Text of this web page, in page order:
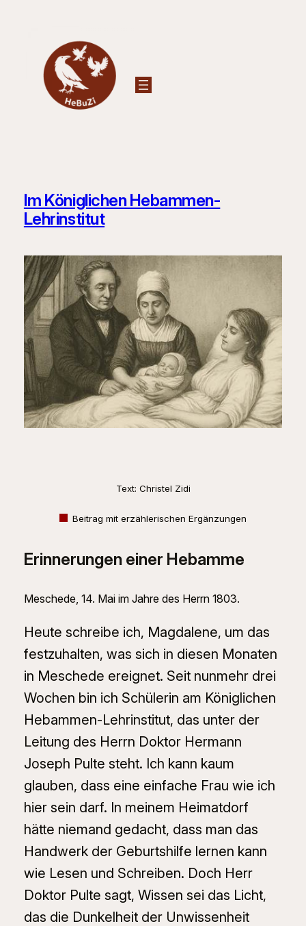
Im Königlichen Hebammen-
Lehrinstitut
Text: Christel Zidi
Beitrag mit erzählerischen Ergänzungen
Erinnerungen einer Hebamme
Meschede, 14. Mai im Jahre des Herrn 1803.
Heute schreibe ich, Magdalene, um das
festzuhalten, was sich in diesen Monaten
in Meschede ereignet. Seit nunmehr drei
Wochen bin ich Schülerin am Königlichen
Hebammen-Lehrinstitut, das unter der
Leitung des Herrn Doktor Hermann
Joseph Pulte steht. Ich kann kaum
glauben, dass eine einfache Frau wie ich
hier sein darf. In meinem Heimatdorf
hätte niemand gedacht, dass man das
Handwerk der Geburtshilfe lernen kann
wie Lesen und Schreiben. Doch Herr
Doktor Pulte sagt, Wissen sei das Licht,
das die Dunkelheit der Unwissenheit